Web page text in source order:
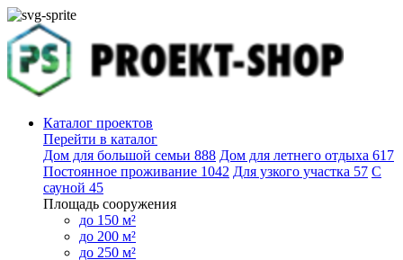
Каталог проектов
Перейти в каталог
Дом для большой семьи 888 Дом для летнего отдыха 617
Постоянное проживание 1042 Для узкого участка 57 С
сауной 45
Площадь сооружения
до 150 м²
до 200 м²
до 250 м²